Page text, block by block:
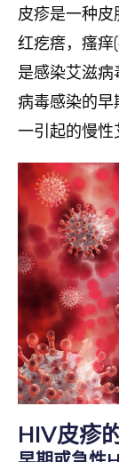
皮疹是一种
红疙瘩，瘙痒
是感染艾滋
病毒感染的
一引起的慢性
HIV皮疹